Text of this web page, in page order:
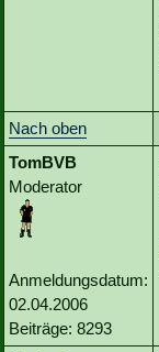
Nach oben
TomBVB
Moderator
Anmeldungsdatum:
02.04.2006
Beiträge: 8293